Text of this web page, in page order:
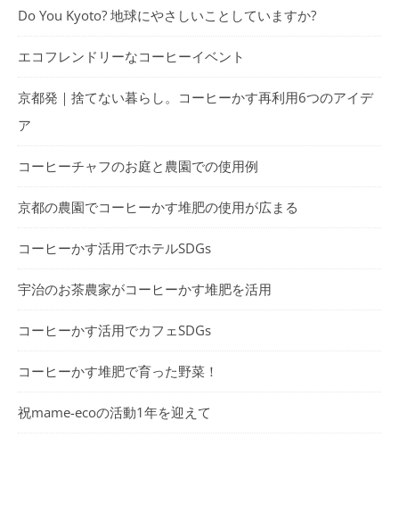
Do You Kyoto? 地球にやさしいことしていますか?
エコフレンドリーなコーヒーイベント
京都発｜捨てない暮らし。コーヒーかす再利用6つのアイデ
ア
コーヒーチャフのお庭と農園での使用例
京都の農園でコーヒーかす堆肥の使用が広まる
コーヒーかす活用でホテルSDGs
宇治のお茶農家がコーヒーかす堆肥を活用
コーヒーかす活用でカフェSDGs
コーヒーかす堆肥で育った野菜！
祝mame-ecoの活動1年を迎えて